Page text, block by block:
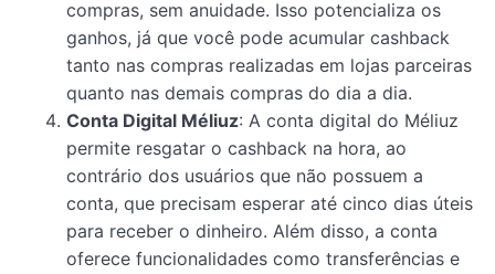
compras, sem anuidade. Isso potencializa os
ganhos, já que você pode acumular cashback
tanto nas compras realizadas em lojas parceiras
quanto nas demais compras do dia a dia.
Conta Digital Méliuz: A conta digital do Méliuz
permite resgatar o cashback na hora, ao
contrário dos usuários que não possuem a
conta, que precisam esperar até cinco dias úteis
para receber o dinheiro. Além disso, a conta
oferece funcionalidades como transferências e